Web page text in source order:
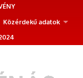
Közérdekű adatok